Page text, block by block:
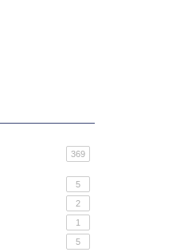
369
5
2
1
5